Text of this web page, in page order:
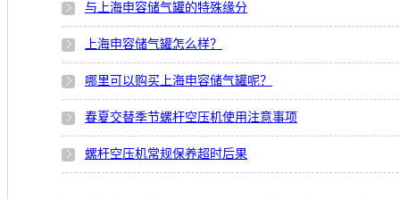
与上海申容储气罐的特殊缘分
上海申容储气罐怎么样？
哪里可以购买上海申容储气罐呢？
春夏交替季节螺杆空压机使用注意事项
螺杆空压机常规保养超时后果